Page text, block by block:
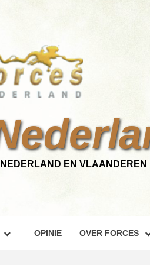
EN VLAANDEREN
OPINIE OVER FORCES